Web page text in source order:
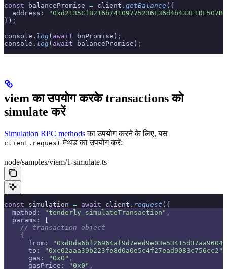
const balancePromise = client . getBalance ( {
  address
:
"0xd2135CfB216b74109775236E36d4b433F1DF507B"
} ) ;
console . log( await bnPromise) ;
console . log( await balancePromise) ;
viem का उपयोग करके transactions को
simulate करें
Simulation RPC methodsका उपयोग करने के लिए, बस
client.request मेथड का उपयोग करें:
node/samples/viem/1-simulate.ts
const simulation = await client . request ( {
  method
: "tenderly_simulateTransaction" ,
  params
:
    // transaction object
    {
      from
:
      to
: "0xc02aaa39b223fe8d0a0e5c4f27ead9083c756cc2"
      gas
: "0x0" ,
      gasPrice
: "0x0" ,